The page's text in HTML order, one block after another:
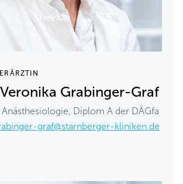
Grabinger-Graf
Anästhesiologie, Diplom A der DÄGfa
graf@starnberger-kliniken.de